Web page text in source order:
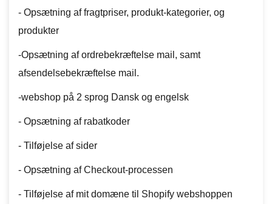
- Opsætning af fragtpriser, produkt-kategorier, og
produkter
-Opsætning af ordrebekræftelse mail, samt
afsendelsebekræftelse mail.
-webshop på 2 sprog Dansk og engelsk
- Opsætning af rabatkoder
- Tilføjelse af sider
- Opsætning af Checkout-processen
- Tilføjelse af mit domæne til Shopify webshoppen